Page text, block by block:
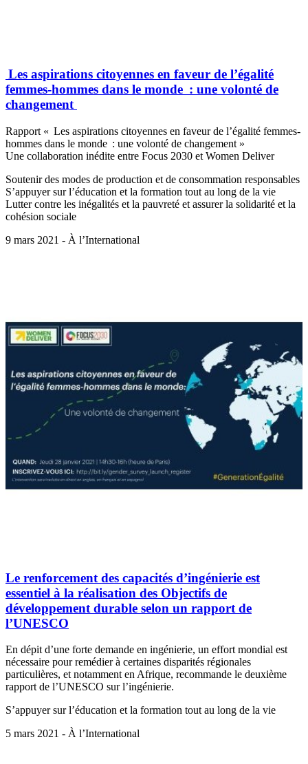
Les aspirations citoyennes en faveur de l’égalité
femmes-hommes dans le monde : une volonté de
changement
Rapport « Les aspirations citoyennes en faveur de l’égalité femmes-
hommes dans le monde : une volonté de changement »
Une collaboration inédite entre Focus 2030 et Women Deliver
Soutenir des modes de production et de consommation responsables
S’appuyer sur l’éducation et la formation tout au long de la vie
Lutter contre les inégalités et la pauvreté et assurer la solidarité et la
cohésion sociale
9 mars 2021 - À l’International
Le renforcement des capacités d’ingénierie est
essentiel à la réalisation des Objectifs de
développement durable selon un rapport de
l’UNESCO
En dépit d’une forte demande en ingénierie, un effort mondial est
nécessaire pour remédier à certaines disparités régionales
particulières, et notamment en Afrique, recommande le deuxième
rapport de l’UNESCO sur l’ingénierie.
S’appuyer sur l’éducation et la formation tout au long de la vie
5 mars 2021 - À l’International